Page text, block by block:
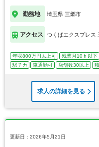
勤務地 埼玉県 三郷市
アクセス つくばエクスプレス
年収800万円以上可 残業月10ｈ以下
駅チカ
車通勤可 店舗数30以上
求人の詳細を見る
更新日：2026年5月21日